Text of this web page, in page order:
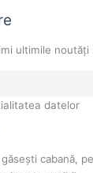
ultimile noutăți
datelor
cabană,